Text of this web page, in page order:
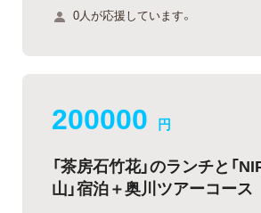
0人が応援しています。
200000 円
「茶房石竹花」のランチと「
山」宿泊＋奥川ツアーコース